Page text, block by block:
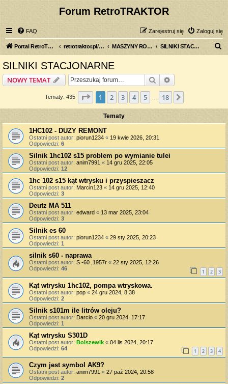
Forum RetroTRAKTOR
FAQ Zaloguj się
Zarejestruj się
Portal RetroTRAKTOR.pl retrotraktor.pl/forum MASZYNY ROLNICZE SILNIKI STACJONARNE
SILNIKI STACJONARNE
NOWY TEMAT Szukaj
Tematy: 435 Strona1 z18
1 2 3 4 5 18
Tematy
1HC102 - DUZY REMONT
Ostatni post autor: piorun1234 « 19 kwie 2026, 20:31
Odpowiedzi: 6
Silnik 1hc102 s15 problem po wymianie tulei
Ostatni post autor: anim7991 « 14 gru 2025, 22:05
Odpowiedzi: 12
1hc 102 s15 kąt wtrysku i przyspieszacz
Ostatni post autor: Marcin123 « 14 gru 2025, 12:40
Odpowiedzi: 3
Deutz MA 511
Ostatni post autor: edward « 13 mar 2025, 23:04
Odpowiedzi: 3
Silnik es 60
Ostatni post autor: piorun1234 « 29 sty 2025, 20:23
Odpowiedzi: 1
silnik s60 - naprawa
Ostatni post autor: S -60 ,1957r « 22 sty 2025, 12:26
Odpowiedzi: 46 1 2 3
Kąt wtrysku 1hc102, pompa wtryskowa.
Ostatni post autor: pop « 24 gru 2024, 8:38
Odpowiedzi: 2
Silnik s101m ile litrów oleju?
Ostatni post autor: Darcio « 20 gru 2024, 17:17
Odpowiedzi: 1
Kąt wtrysku S301D
Ostatni post autor: Bolszewik « 04 lis 2024, 20:17
Odpowiedzi: 64 1 2 3 4
Czym jest symbol AK9?
Ostatni post autor: anim7991 « 27 paź 2024, 20:58
Odpowiedzi: 2